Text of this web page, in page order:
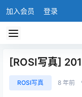
加入会员 登录
[ROSI写真]
ROSI写真 8 年前